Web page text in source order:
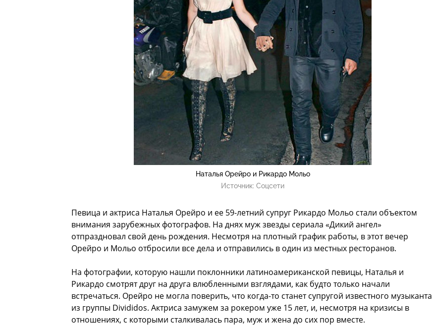
Наталья Орейро и Рикардо Мольо
Источник: Соцсети
Певица и актриса Наталья Орейро и ее 59-летний супруг Рикардо Мольо стали объектом
внимания зарубежных фотографов. На днях муж звезды сериала «Дикий ангел»
отпраздновал свой день рождения. Несмотря на плотный график работы, в этот вечер
Орейро и Мольо отбросили все дела и отправились в один из местных ресторанов.
На фотографии, которую нашли поклонники латиноамериканской певицы, Наталья и
Рикардо смотрят друг на друга влюбленными взглядами, как будто только начали
встречаться. Орейро не могла поверить, что когда-то станет супругой известного музыканта
из группы Divididos. Актриса замужем за рокером уже 15 лет, и, несмотря на кризисы в
отношениях, с которыми сталкивалась пара, муж и жена до сих пор вместе.